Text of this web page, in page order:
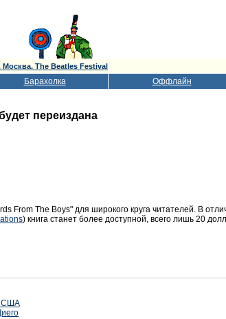
Москва. The Beatles Festival
Барахолка Оффлайн
переиздана
From The Boys" для широкого круга читателей. В
) книга станет более доступной, всего лишь 20
США